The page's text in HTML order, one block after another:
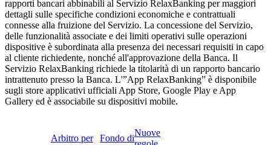
rapporti bancari abbinabili al Servizio RelaxBanking per maggiori
dettagli sulle specifiche condizioni economiche e contrattuali
connesse alla fruizione del Servizio. La concessione del Servizio,
delle funzionalità associate e dei limiti operativi sulle operazioni
dispositive è subordinata alla presenza dei necessari requisiti in capo
al cliente richiedente, nonché all'approvazione della Banca. Il
Servizio RelaxBanking richiede la titolarità di un rapporto bancario
intrattenuto presso la Banca. L'”App RelaxBanking” è disponibile
sugli store applicativi ufficiali App Store, Google Play e App
Gallery ed è associabile su dispositivi mobile.
Arbitro per
Fondo di
Nuove